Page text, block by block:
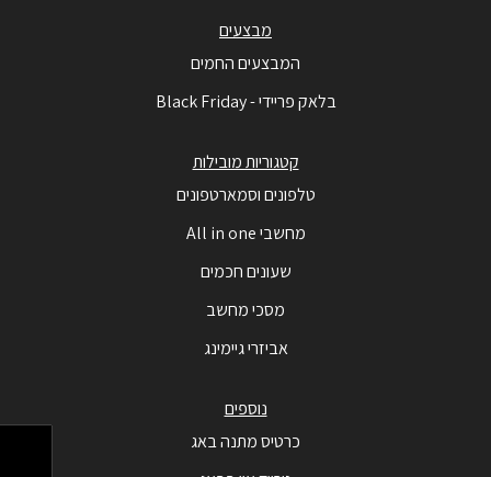
מבצעים
המבצעים החמים
בלאק פריידי - Black Friday
קטגוריות מובילות
טלפונים וסמארטפונים
מחשבי All in one
שעונים חכמים
מסכי מחשב
אביזרי גיימינג
נוספים
כרטיס מתנה באג